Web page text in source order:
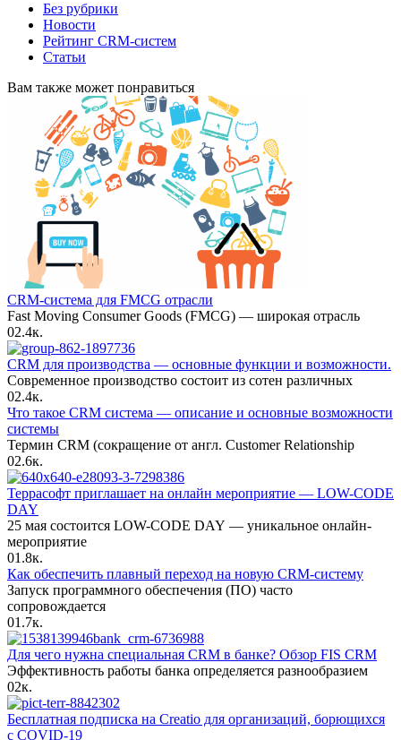
Без рубрики
Новости
Рейтинг CRM-систем
Статьи
Вам также может понравиться
CRM-система для FMCG отрасли
Fast Moving Consumer Goods (FMCG) — широкая отрасль
02.4к.
CRM для производства — основные функции и возможности.
Современное производство состоит из сотен различных
02.4к.
Что такое CRM система — описание и основные возможности
системы
Термин CRM (сокращение от англ. Customer Relationship
02.6к.
Террасофт приглашает на онлайн мероприятие — LOW-CODE
DAY
25 мая состоится LOW-CODE DAY — уникальное онлайн-
мероприятие
01.8к.
Как обеспечить плавный переход на новую CRM-систему
Запуск программного обеспечения (ПО) часто
сопровождается
01.7к.
Для чего нужна специальная CRM в банке? Обзор FIS CRM
Эффективность работы банка определяется разнообразием
02к.
Бесплатная подписка на Creatio для организаций, борющихся
с COVID-19